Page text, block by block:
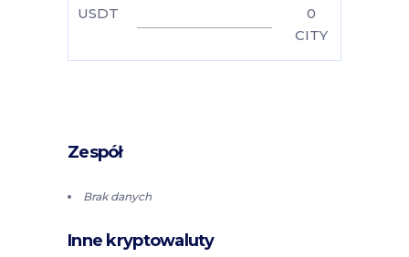
USDT
0
CITY
Zespół
Brak danych
Inne kryptowaluty